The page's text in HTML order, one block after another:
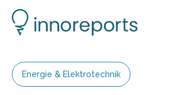
Energie & Elektrotechnik